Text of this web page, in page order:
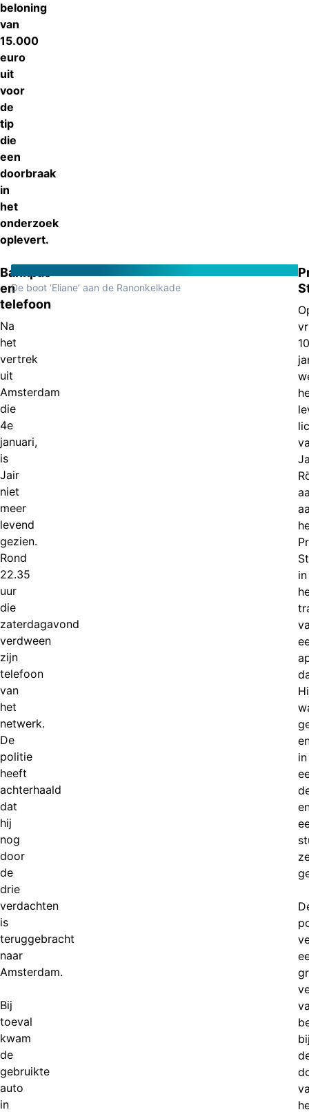
beloning
van
15.000
euro
uit
voor
de
tip
die
een
doorbraak
in
het
onderzoek
oplevert.
Bankpas
en
telefoon
Na
het
vertrek
uit
Amsterdam
die
4e
januari,
is
Jair
niet
meer
levend
gezien.
Rond
22.35
uur
die
zaterdagavond
verdween
zijn
telefoon
van
het
netwerk.
De
politie
heeft
achterhaald
dat
hij
nog
door
de
drie
verdachten
is
teruggebracht
naar
Amsterdam.
Bij
toeval
kwam
de
gebruikte
auto
in
De boot ‘Eliane’ aan de Ranonkelkade
10
in
in